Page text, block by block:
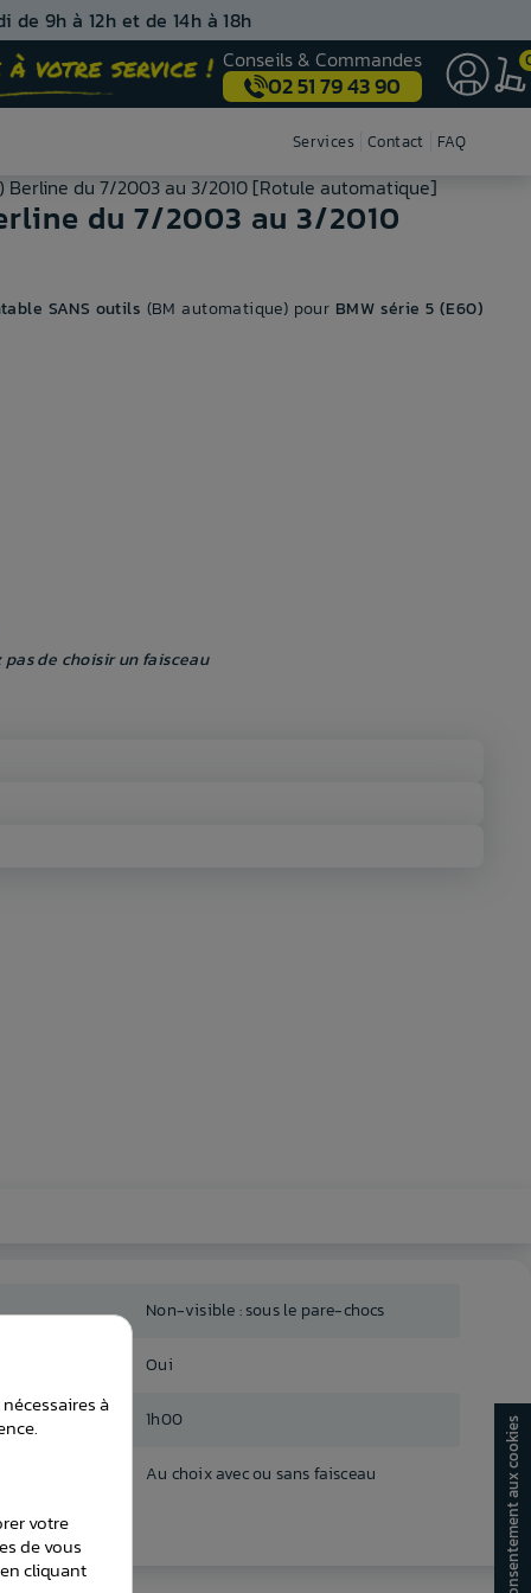
9h à 12h et de 14h à 18h
Conseils & Commandes
02 51 79 43 90
ServicesNos centres de
Contact FAQ
Berline du 7/2003 au 3/2010 [Rotule automatique]
du 7/2003 au 3/2010
SANS outils (BM automatique) pour BMW série 5 (E60)
de choisir un faisceau
Non-visible : sous le pare-chocs
Oui
1h00
Au choix avec ou sans faisceau
à
votre
de vous
cliquant
Consentement aux cookies